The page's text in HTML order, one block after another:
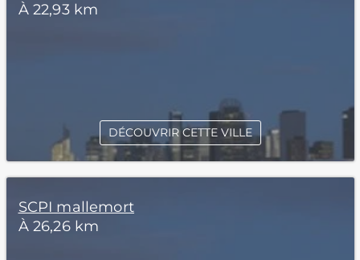
À 22,93 km
DÉCOUVRIR CETTE VILLE
SCPI mallemort
À 26,26 km